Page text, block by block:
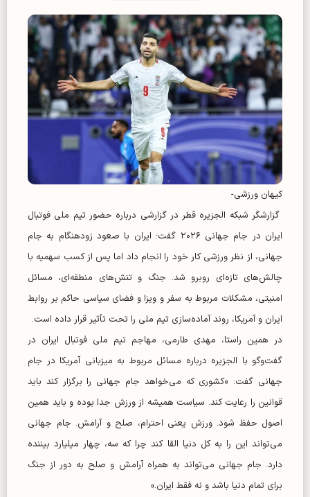
کیهان ورزشی-
گزارشگر شبکه الجزیره قطر در گزارشی درباره حضور تیم ملی فوتبال
ایران در جام جهانی ۲۰۲۶ گفت: ایران با صعود زودهنگام به جام
جهانی، از نظر ورزشی کار خود را انجام داد اما پس از کسب سهمیه با
چالش‌های تازه‌ای روبرو شد. جنگ و تنش‌های منطقه‌ای، مسائل
امنیتی، مشکلات مربوط به سفر و ویزا و فضای سیاسی حاکم بر روابط
ایران و آمریکا، روند آماده‌سازی تیم ملی را تحت تأثیر قرار داده است.
در همین راستا، مهدی طارمی، مهاجم تیم ملی فوتبال ایران در
گفت‌وگو با الجزیره درباره مسائل مربوط به میزبانی آمریکا در جام
جهانی گفت: «کشوری که می‌خواهد جام جهانی را برگزار کند باید
قوانین را رعایت کند. سیاست همیشه از ورزش جدا بوده و باید همین
اصول حفظ شود. ورزش یعنی احترام، صلح و آرامش. جام جهانی
می‌تواند این را به کل دنیا القا کند چرا که سه، چهار میلیارد بیننده
دارد. جام جهانی می‌تواند به همراه آرامش و صلح به دور از جنگ
برای تمام دنیا باشد و نه فقط ایران.»